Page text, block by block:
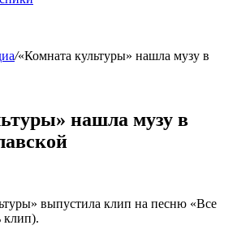
/«Комната культуры» нашла музу в
нашла музу в
выпустила клип на песню «Все
клип).